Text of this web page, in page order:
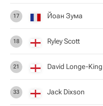
17 Йоан Зума
18 Ryley Scott
21 David Longe-King
33 Jack Dixson